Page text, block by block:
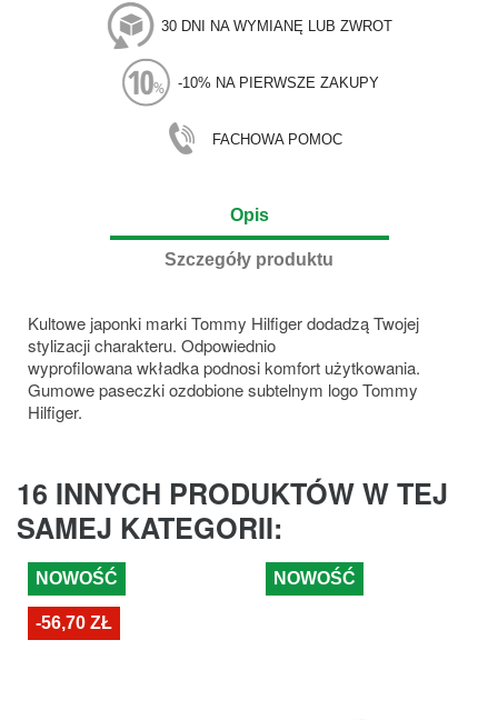
30 DNI NA WYMIANĘ LUB ZWROT
-10% NA PIERWSZE ZAKUPY
FACHOWA POMOC
Opis
Szczegóły produktu
Kultowe japonki marki Tommy Hilfiger dodadzą Twojej
stylizacji charakteru. Odpowiednio
wyprofilowana wkładka podnosi komfort użytkowania.
Gumowe paseczki ozdobione subtelnym logo Tommy
Hilfiger.
16 INNYCH PRODUKTÓW W TEJ
SAMEJ KATEGORII:
NOWOŚĆ
-56,70 ZŁ
NOWOŚĆ